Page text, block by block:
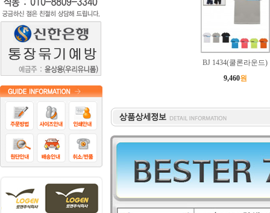
BJ 1434(쿨론라운드)
9,460원